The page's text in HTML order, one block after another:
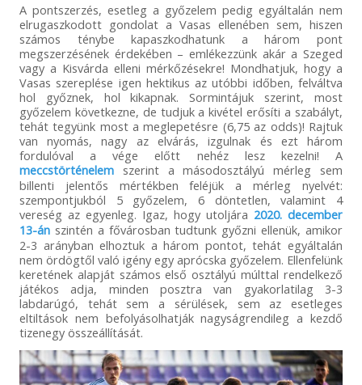
A pontszerzés, esetleg a győzelem pedig egyáltalán nem
elrugaszkodott gondolat a Vasas ellenében sem, hiszen
számos ténybe kapaszkodhatunk a három pont
megszerzésének érdekében – emlékezzünk akár a Szeged
vagy a Kisvárda elleni mérkőzésekre! Mondhatjuk, hogy a
Vasas szereplése igen hektikus az utóbbi időben, felváltva
hol győznek, hol kikapnak. Sormintájuk szerint, most
győzelem következne, de tudjuk a kivétel erősíti a szabályt,
tehát tegyünk most a meglepetésre (6,75 az odds)! Rajtuk
van nyomás, nagy az elvárás, izgulnak és ezt három
fordulóval a vége előtt nehéz lesz kezelni! A
meccstörténelemszerint a másodosztályú mérleg sem
billenti jelentős mértékben feléjük a mérleg nyelvét:
szempontjukból 5 győzelem, 6 döntetlen, valamint 4
vereség az egyenleg. Igaz, hogy utoljára 2020. december
13-ánszintén a fővárosban tudtunk győzni ellenük, amikor
2-3 arányban elhoztuk a három pontot, tehát egyáltalán
nem ördögtől való igény egy aprócska győzelem. Ellenfelünk
keretének alapját számos első osztályú múlttal rendelkező
játékos adja, minden posztra van gyakorlatilag 3-3
labdarúgó, tehát sem a sérülések, sem az esetleges
eltiltások nem befolyásolhatják nagyságrendileg a kezdő
tizenegy összeállítását.